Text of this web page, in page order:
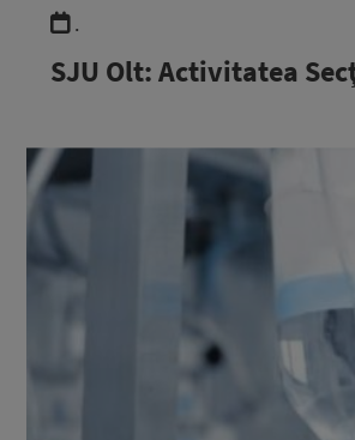
.
SJU Olt: Activitatea